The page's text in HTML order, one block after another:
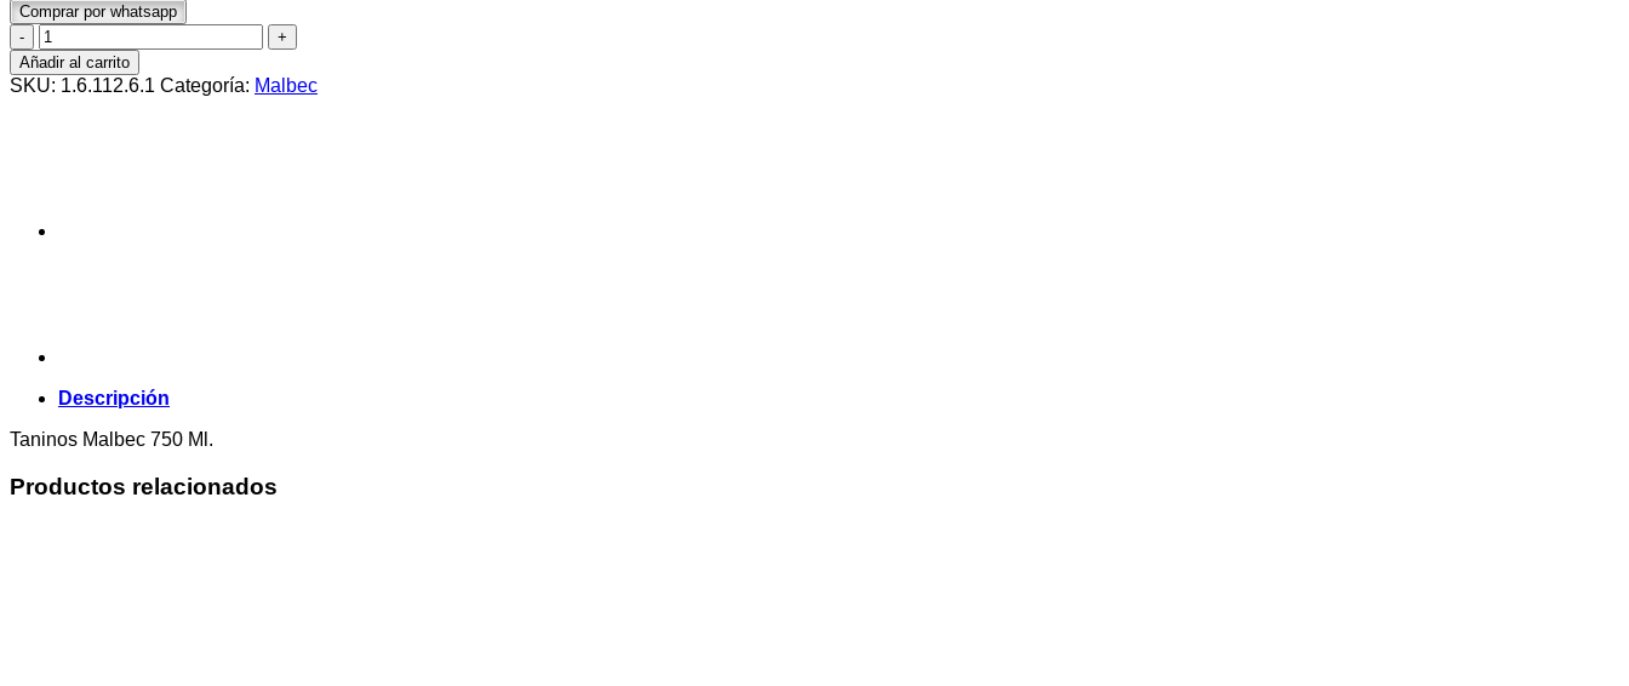
Comprar por whatsapp
Taninos
Malbec
750
Ml.
Añadir al carrito
SKU: 1.6.112.6.1 Categoría: Malbec
Descripción
Taninos Malbec 750 Ml.
Productos relacionados